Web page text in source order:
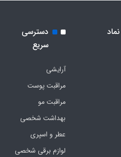
دسترسی
سریع
آرایشی
مراقبت پوست
مراقبت مو
بهداشت شخصی
عطر و اسپری
لوازم برقی شخصی